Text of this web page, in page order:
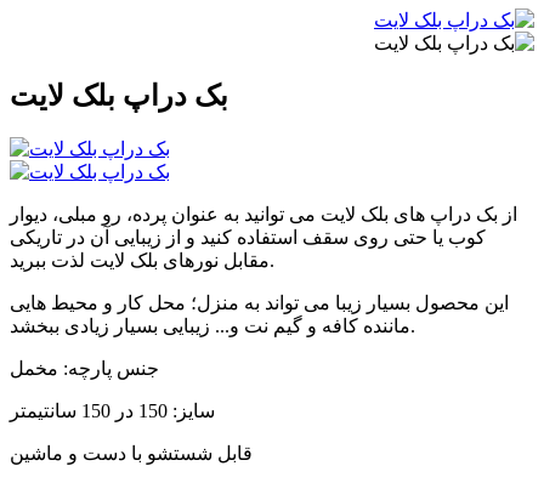
بک دراپ بلک لایت
از بک دراپ های بلک لایت می توانید به عنوان پرده، رو مبلی، دیوار
کوب یا حتی روی سقف استفاده کنید و از زیبایی آن در تاریکی
مقابل نورهای بلک لایت لذت ببرید.
این محصول بسیار زیبا می تواند به منزل؛ محل کار و محیط هایی
ماننده کافه و گیم نت و... زیبایی بسیار زیادی ببخشد.
جنس پارچه: مخمل
سایز: 150 در 150 سانتیمتر
قابل شستشو با دست و ماشین